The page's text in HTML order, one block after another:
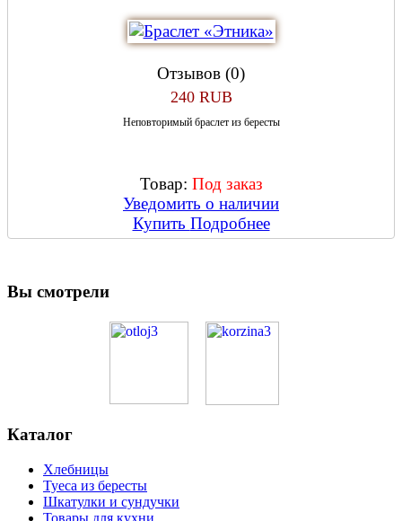
Отзывов (0)
240 RUB
Неповторимый браслет из бересты
Товар: Под заказ
Уведомить о наличии
Купить Подробнее
Вы смотрели
Каталог
Хлебницы
Туеса из бересты
Шкатулки и сундучки
Товары для кухни